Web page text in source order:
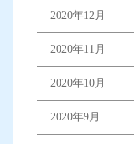
2020年12月
2020年11月
2020年10月
2020年9月